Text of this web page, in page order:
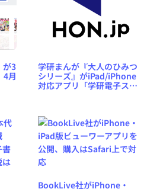
が3
4月
学研まんが『大人のひみつ
シリーズ』がiPad/iPhone
対応アプリ「学研電子スト
BookLive社がiPhone・